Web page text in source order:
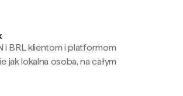
i BRL klientom i platformom
lokalna osoba, na całym